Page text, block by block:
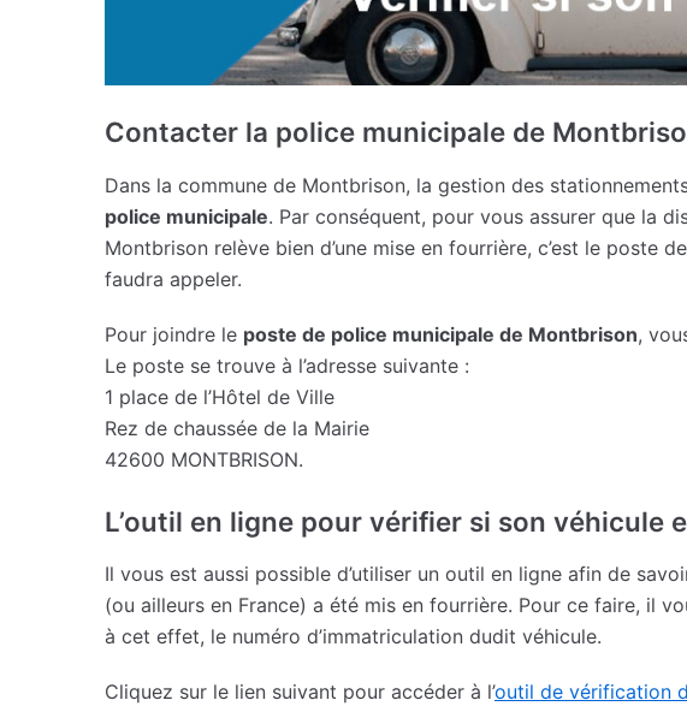
Contacter la police municipale de
Dans la commune de Montbrison, la gestion des
police municipale. Par conséquent, pour vous assurer que la
Montbrison relève bien d’une mise en fourrière, c’est le poste
faudra appeler.
Pour joindre le poste de police municipale de Montbrison,
Le poste se trouve à l’adresse suivante :
1 place de l’Hôtel de Ville
Rez de chaussée de la Mairie
42600 MONTBRISON.
L’outil en ligne pour vérifier si son véhicule
Il vous est aussi possible d’utiliser un outil en ligne afin de
(ou ailleurs en France) a été mis en fourrière. Pour ce faire, il
à cet effet, le numéro d’immatriculation dudit véhicule.
Cliquez sur le lien suivant pour accéder à l’outil de vérification